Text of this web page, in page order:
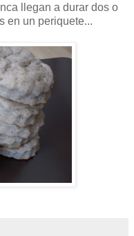
llegan a durar dos o
en un periquete...